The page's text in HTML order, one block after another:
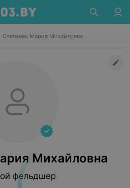
Степанец Мария Михайловна
Михайловна
фельдшер